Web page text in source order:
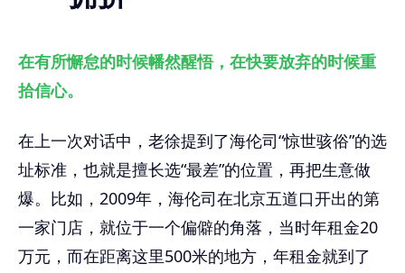
在有所懈怠的时候幡然醒悟，在快要放弃的时候重
拾信心。
在上一次对话中，老徐提到了海伦司“惊世骇俗”的选
址标准，也就是擅长选“最差”的位置，再把生意做
爆。比如，2009年，海伦司在北京五道口开出的第
一家门店，就位于一个偏僻的角落，当时年租金20
万元，而在距离这里500米的地方，年租金就到了